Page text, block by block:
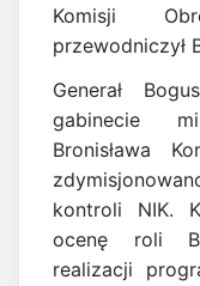
Komisji
przewodniczył
Generał
gabinecie
Bronisława
kontroli NIK.
ocenę roli
realizacji